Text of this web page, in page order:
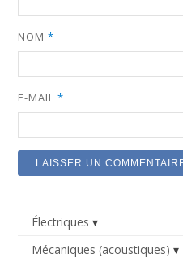
Électriques
Mécaniques (acoustiques)
NOM*
E-MAIL*